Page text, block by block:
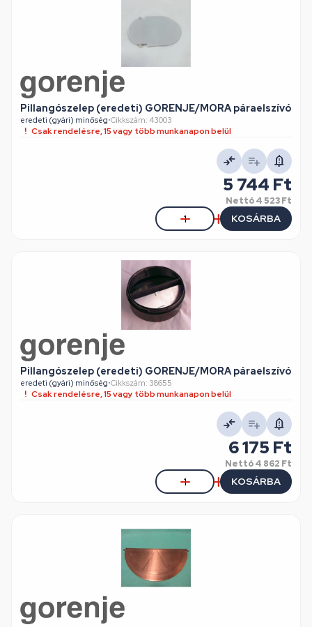
Pillangószelep (eredeti) GORENJE/MORA páraelszívó
eredeti (gyári) minőség•Cikkszám: 43003
Csak rendelésre, 15 vagy több munkanapon belül
5 744 Ft
Nettó4 523 Ft
KOSÁRBA
Pillangószelep (eredeti) GORENJE/MORA páraelszívó
eredeti (gyári) minőség•Cikkszám: 38655
Csak rendelésre, 15 vagy több munkanapon belül
6 175 Ft
Nettó4 862 Ft
KOSÁRBA